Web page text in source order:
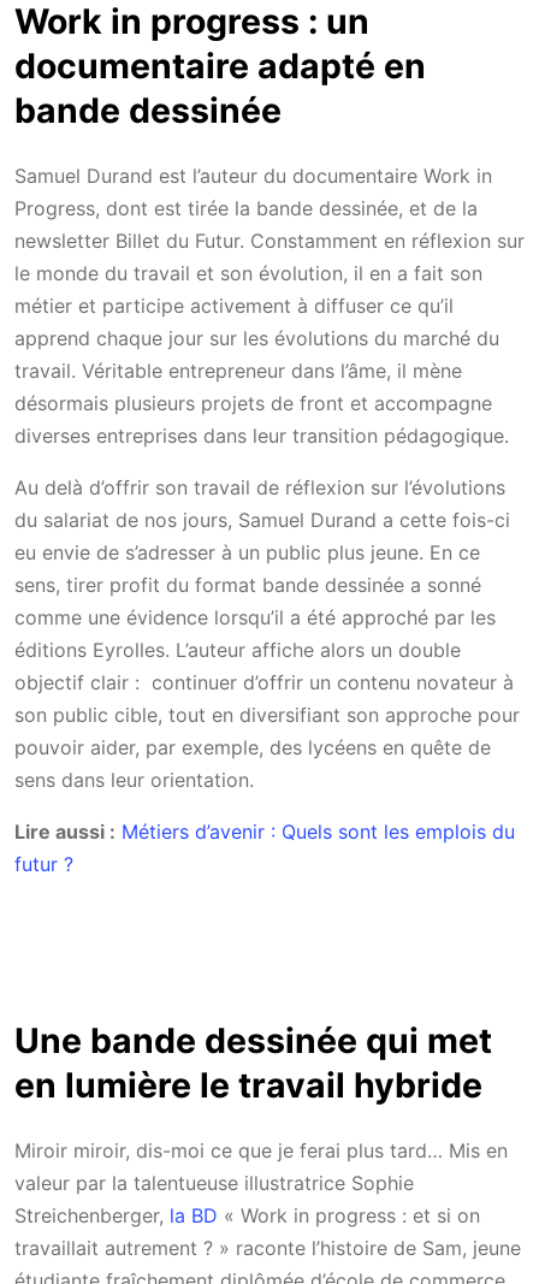
Work in progress : un
documentaire adapté en
bande dessinée
Samuel Durand est l’auteur du documentaire Work in
Progress, dont est tirée la bande dessinée, et de la
newsletter Billet du Futur. Constamment en réflexion sur
le monde du travail et son évolution, il en a fait son
métier et participe activement à diffuser ce qu’il
apprend chaque jour sur les évolutions du marché du
travail. Véritable entrepreneur dans l’âme, il mène
désormais plusieurs projets de front et accompagne
diverses entreprises dans leur transition pédagogique.
Au delà d’offrir son travail de réflexion sur l’évolutions
du salariat de nos jours, Samuel Durand a cette fois-ci
eu envie de s’adresser à un public plus jeune. En ce
sens, tirer profit du format bande dessinée a sonné
comme une évidence lorsqu’il a été approché par les
éditions Eyrolles. L’auteur affiche alors un double
objectif clair : continuer d’offrir un contenu novateur à
son public cible, tout en diversifiant son approche pour
pouvoir aider, par exemple, des lycéens en quête de
sens dans leur orientation.
Lire aussi : Métiers d’avenir : Quels sont les emplois du
futur ?
Une bande dessinée qui met
en lumière le travail hybride
Miroir miroir, dis-moi ce que je ferai plus tard… Mis en
valeur par la talentueuse illustratrice Sophie
Streichenberger, la BD « Work in progress : et si on
travaillait autrement ? » raconte l’histoire de Sam, jeune